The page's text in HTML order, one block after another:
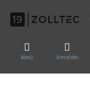
Menü Anmelden